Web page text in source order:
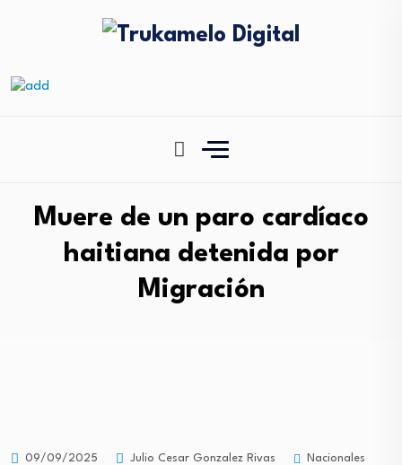
Muere de un paro cardíaco
haitiana detenida por
Migración
09/09/2025 Julio Cesar Gonzalez Rivas
Nacionales